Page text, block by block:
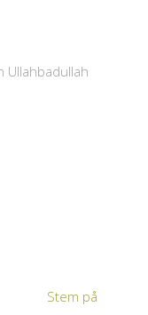
Ullahbadullah
Stem på